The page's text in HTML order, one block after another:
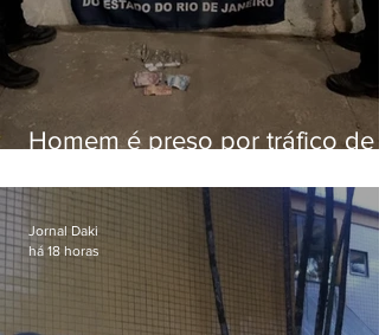
Homem é preso por tráfico de
Jornal Daki
há 18 horas